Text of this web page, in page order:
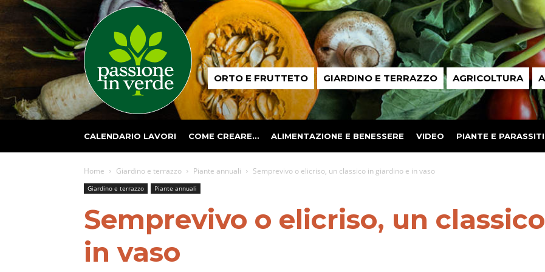
Passione
in ORTO E FRUTTETO GIARDINO E TERRAZZO AGRICOLTURA
CALENDARIO LAVORI COME CREARE… ALIMENTAZIONE E BENESSERE VIDEO PIANTE E PARASSITI
Home Giardino e terrazzo Piante annuali Semprevivo o elicriso, un classico in giardino e in vaso
Giardino e terrazzo Piante annuali
Semprevivo o elicriso, un
in vaso